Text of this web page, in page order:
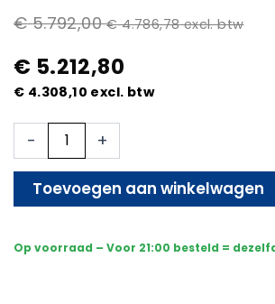
€5.792,00 €4.786,78excl. btw
€ 5.212,80
€ 4.308,10 excl. btw
-
Beveiligingscamera
Bedraad
PTZ
+
Toevoegen aan winkelwagen
Op voorraad – Voor 21:00 besteld =